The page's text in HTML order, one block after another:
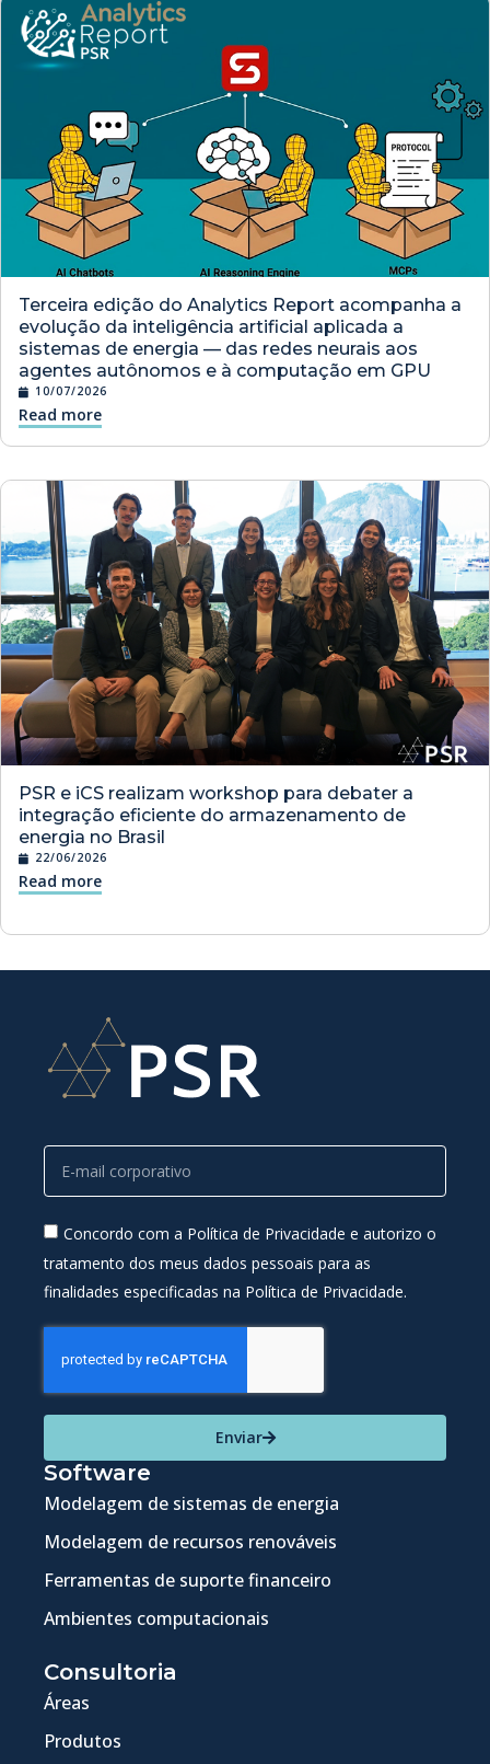
Terceira edição do Analytics Report acompanha a
evolução da inteligência artificial aplicada a
sistemas de energia — das redes neurais aos
agentes autônomos e à computação em GPU
10/07/2026
Read more
PSR e iCS realizam workshop para debater a
integração eficiente do armazenamento de
energia no Brasil
22/06/2026
Read more
Concordo com a Política de Privacidade e autorizo o
tratamento dos meus dados pessoais para as
finalidades especificadas na Política de Privacidade.
Enviar
Software
Modelagem de sistemas de energia
Modelagem de recursos renováveis
Ferramentas de suporte financeiro
Ambientes computacionais
Consultoria
Áreas
Produtos